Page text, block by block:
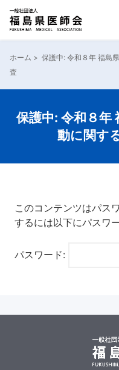
ホーム > 保護中: 令和８年 福島
査
保護中: 令和８年
動に関す
このコンテンツはパス
するには以下にパスワ
パスワード: